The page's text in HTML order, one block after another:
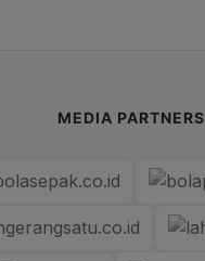
MEDIA PARTNERS